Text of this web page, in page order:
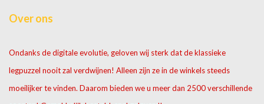
Over ons
Ondanks de digitale evolutie, geloven wij sterk dat de klassieke
legpuzzel nooit zal verdwijnen! Alleen zijn ze in de winkels steeds
moeilijker te vinden. Daarom bieden we u meer dan 2500 verschillende